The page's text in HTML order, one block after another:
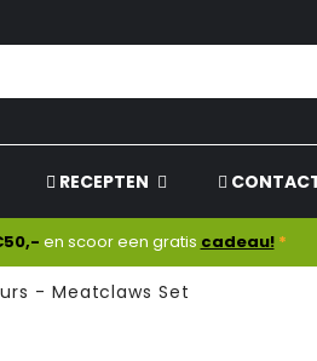
RECEPTEN
en scoor een gratis cadeau! *
- Meatclaws Set